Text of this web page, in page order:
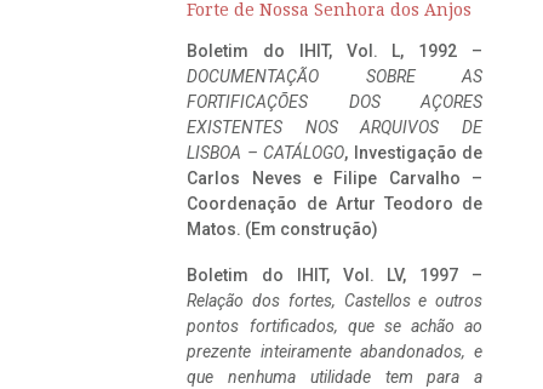
Forte de Nossa Senhora dos Anjos
Boletim do IHIT, Vol. L, 1992 –
DOCUMENTAÇÃO SOBRE AS
FORTIFICAÇÕES DOS AÇORES
EXISTENTES NOS ARQUIVOS DE
LISBOA – CATÁLOGO, Investigação de
Carlos Neves e Filipe Carvalho –
Coordenação de Artur Teodoro de
Matos. (Em construção)
Boletim do IHIT, Vol. LV, 1997 –
Relação dos fortes, Castellos e outros
pontos fortificados, que se achão ao
prezente inteiramente abandonados, e
que nenhuma utilidade tem para a